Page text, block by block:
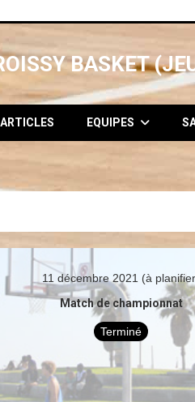
BASKET
ARTICLES EQUIPES
11 décembre 2021 (à
Match de championnat
Terminé